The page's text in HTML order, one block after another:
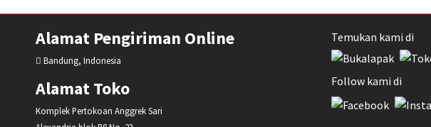
Alamat Pengiriman Online
Bandung, Indonesia
Alamat Toko
Komplek Pertokoan Anggrek Sari
Temukan kami di
Follow kami di